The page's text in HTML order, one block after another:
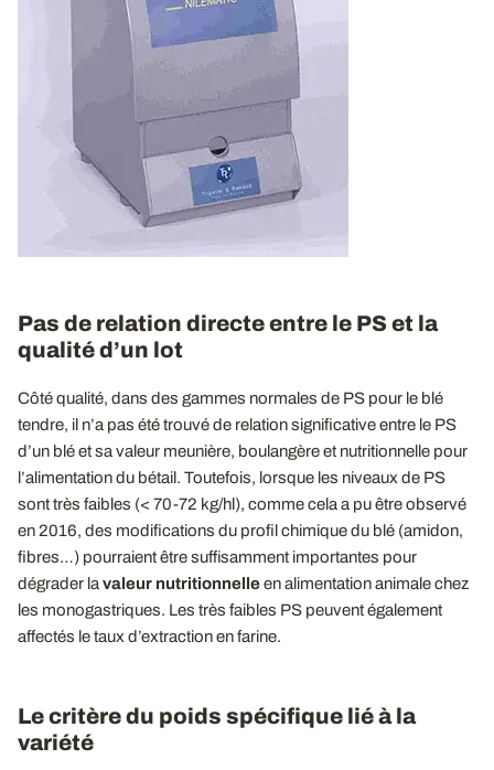
Pas de relation directe entre le PS et la
qualité d’un lot
Côté qualité, dans des gammes normales de PS pour le blé
tendre, il n’a pas été trouvé de relation significative entre le PS
d’un blé et sa valeur meunière, boulangère et nutritionnelle pour
l’alimentation du bétail. Toutefois, lorsque les niveaux de PS
sont très faibles (< 70-72 kg/hl), comme cela a pu être observé
en 2016, des modifications du profil chimique du blé (amidon,
fibres…) pourraient être suffisamment importantes pour
dégrader la valeur nutritionnelleen alimentation animale chez
les monogastriques. Les très faibles PS peuvent également
affectés le taux d’extraction en farine.
Le critère du poids spécifique lié à la
variété